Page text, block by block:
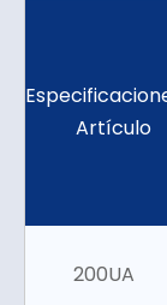
Artículo
200UA